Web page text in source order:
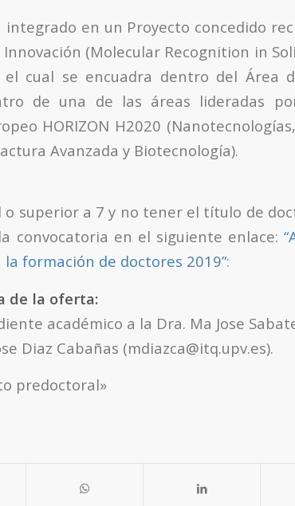
integrado en un Proyecto concedido
(Molecular Recognition in
el cual se encuadra dentro del Área
de una de las áreas lideradas
HORIZON H2020
Avanzada y Biotecnología).
superior a 7 y no tener el título de
convocatoria en el siguiente enlace:
formación de doctores 2019”:
de la oferta:
académico a la Dra. Ma Jose
Diaz Cabañas (mdiazca@itq.upv.es).
predoctoral»